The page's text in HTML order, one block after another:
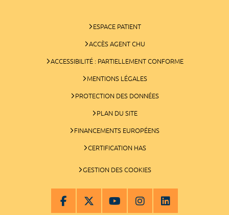
ESPACE PATIENT
ACCÈS AGENT CHU
ACCESSIBILITÉ : PARTIELLEMENT CONFORME
MENTIONS LÉGALES
PROTECTION DES DONNÉES
PLAN DU SITE
FINANCEMENTS EUROPÉENS
CERTIFICATION HAS
GESTION DES COOKIES